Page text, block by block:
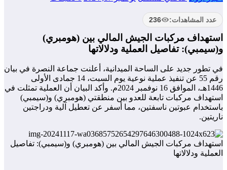
عدد المشاهدات: 236
استهداف مركبات الجيش المالي بين (هومبري)
و(سيمبي): تفاصيل العملية ودلالاتها
في تطور جديد على الساحة الميدانية، أعلنت جماعة النصرة في بيان
رقم 55 عن تنفيذ عملية نوعية يوم السبت، 14 جمادى الأولى
1446هـ، الموافق 16 نوفمبر 2024م. وأكد البيان أن العملية تمثلت في
استهداف مركبات تابعة للعدو بين منطقتي (هومبري) و(سيمبي)
باستخدام عبوتين ناسفتين، مما أسفر عن تعطيل آلية ودراجتين
ناريتين.